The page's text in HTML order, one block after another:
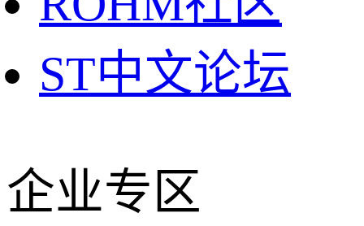
ST中文论坛
企业专区